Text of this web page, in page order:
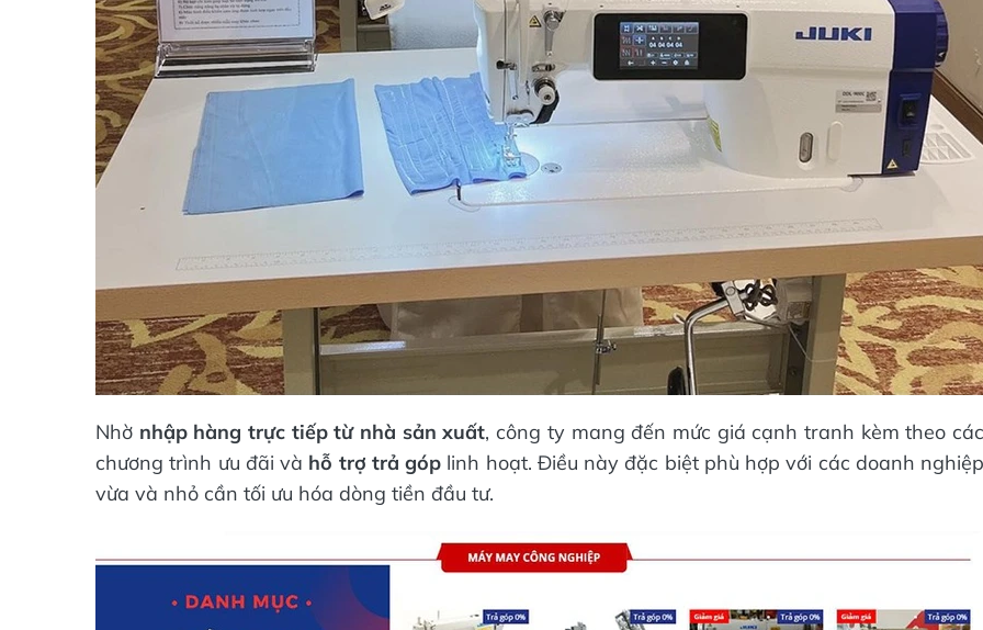
Nhờ nhập hàng trực tiếp từ nhà sản xuất, công ty mang đến mức giá cạnh tranh kèm theo
chương trình ưu đãi và hỗ trợ trả góp linh hoạt. Điều này đặc biệt phù hợp với các doanh nghiệp
vừa và nhỏ cần tối ưu hóa dòng tiền đầu tư.